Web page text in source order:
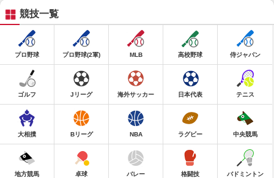
競技一覧
プロ野球 プロ野球(2軍) MLB 高校野球 侍ジャパン
ゴルフ Jリーグ 海外サッカー 日本代表 テニス
大相撲 Bリーグ NBA ラグビー 中央競馬
地方競馬 卓球 バレー 格闘技 バドミントン